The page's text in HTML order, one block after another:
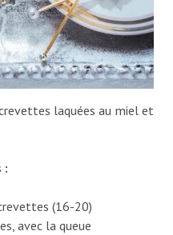
laquées au miel et
:
(16-20)
avec la queue